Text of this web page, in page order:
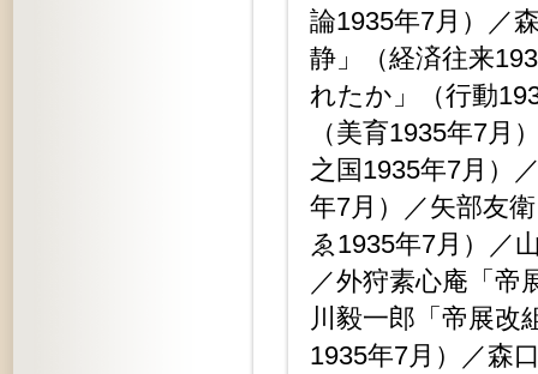
論1935年7月）／
静」（経済往来
れたか」（行動
（美育1935年7月
之国1935年7月）
年7月）／矢部友
ゑ1935年7月）／
／外狩素心庵「帝
川毅一郎「帝展改
1935年7月）／森